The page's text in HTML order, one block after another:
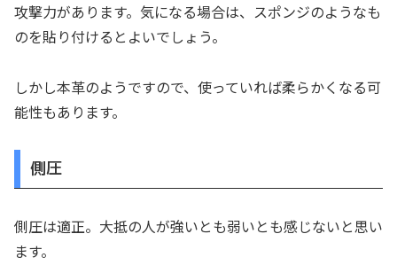
攻撃力があります。気になる場合は、スポンジのようなも
のを貼り付けるとよいでしょう。
しかし本革のようですので、使っていれば柔らかくなる可
能性もあります。
側圧
側圧は適正。大抵の人が強いとも弱いとも感じないと思い
ます。